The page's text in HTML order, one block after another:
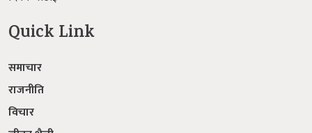
Quick Link
समाचार
राजनीति
विचार